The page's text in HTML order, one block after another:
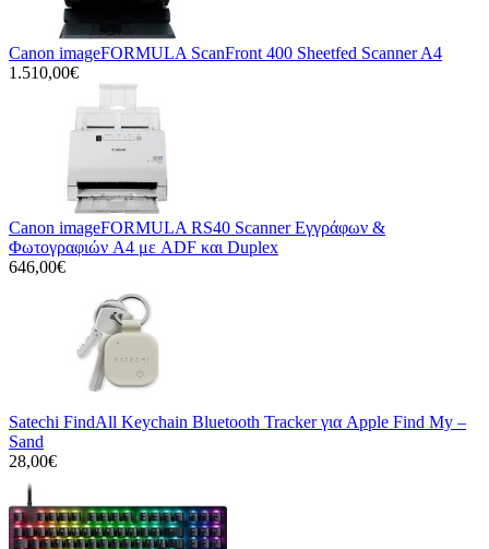
Canon imageFORMULA ScanFront 400 Sheetfed Scanner A4
1.510,00€
Canon imageFORMULA RS40 Scanner Εγγράφων &
Φωτογραφιών A4 με ADF και Duplex
646,00€
Satechi FindAll Keychain Bluetooth Tracker για Apple Find My –
Sand
28,00€